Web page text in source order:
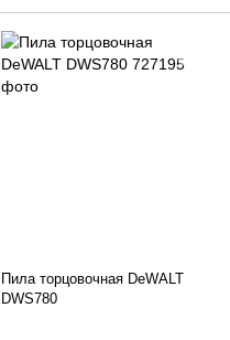
Пила торцовочная DeWALT
DWS780